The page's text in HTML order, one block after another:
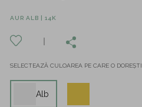
AUR ALB | 14K
SELECTEAZĂ CULOAREA PE CARE O DOREȘTI
Alb